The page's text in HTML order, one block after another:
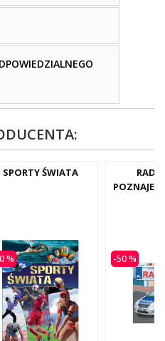
SPORTY ŚWIATA
% -50 %